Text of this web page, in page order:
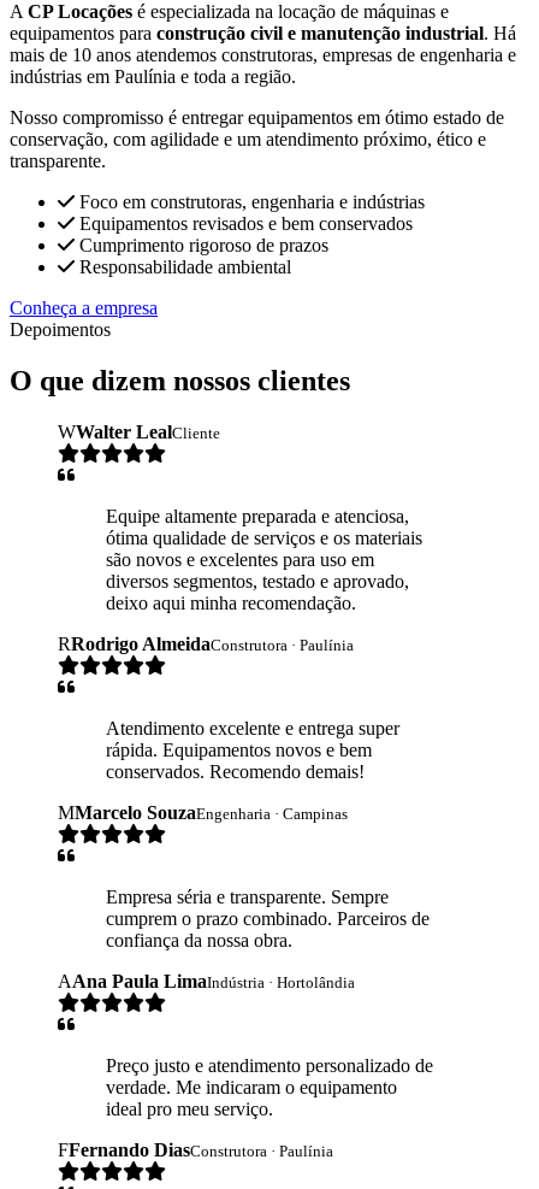
A CP Locações é especializada na locação de máquinas e
equipamentos para construção civil e manutenção industrial. Há
mais de 10 anos atendemos construtoras, empresas de engenharia e
indústrias em Paulínia e toda a região.
Nosso compromisso é entregar equipamentos em ótimo estado de
conservação, com agilidade e um atendimento próximo, ético e
transparente.
Foco em construtoras, engenharia e indústrias
Equipamentos revisados e bem conservados
Cumprimento rigoroso de prazos
Responsabilidade ambiental
Conheça a empresa
Depoimentos
O que dizem nossos clientes
WWalter LealCliente
Equipe altamente preparada e atenciosa,
ótima qualidade de serviços e os materiais
são novos e excelentes para uso em
diversos segmentos, testado e aprovado,
deixo aqui minha recomendação.
RRodrigo AlmeidaConstrutora · Paulínia
Atendimento excelente e entrega super
rápida. Equipamentos novos e bem
conservados. Recomendo demais!
MMarcelo SouzaEngenharia · Campinas
Empresa séria e transparente. Sempre
cumprem o prazo combinado. Parceiros de
confiança da nossa obra.
AAna Paula LimaIndústria · Hortolândia
Preço justo e atendimento personalizado de
verdade. Me indicaram o equipamento
ideal pro meu serviço.
FFernando DiasConstrutora · Paulínia